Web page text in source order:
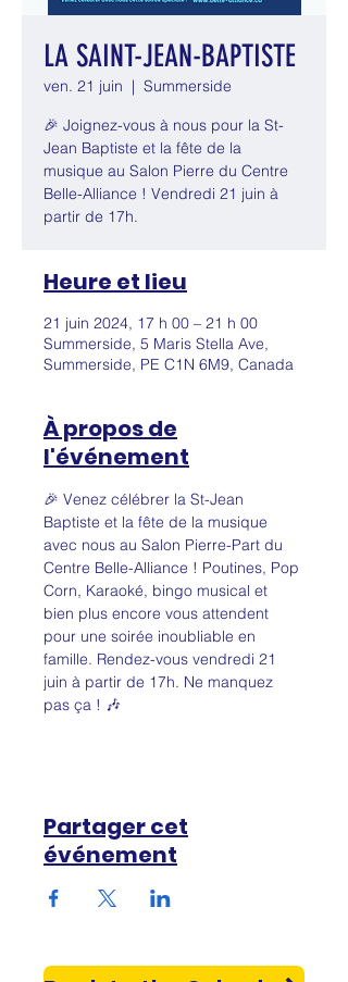
LA SAINT-JEAN-BAPTISTE
ven. 21 juin
  |
Summerside
🎉 Joignez-vous à nous pour la St-
Jean Baptiste et la fête de la
musique au Salon Pierre du Centre
Belle-Alliance ! Vendredi 21 juin à
partir de 17h.
Heure et lieu
21 juin 2024, 17 h 00 – 21 h 00
Summerside, 5 Maris Stella Ave,
Summerside, PE C1N 6M9, Canada
À propos de
l'événement
🎉 Venez célébrer la St-Jean
Baptiste et la fête de la musique
avec nous au Salon Pierre-Part du
Centre Belle-Alliance ! Poutines, Pop
Corn, Karaoké, bingo musical et
bien plus encore vous attendent
pour une soirée inoubliable en
famille. Rendez-vous vendredi 21
juin à partir de 17h. Ne manquez
pas ça ! 🎶
Partager cet
événement